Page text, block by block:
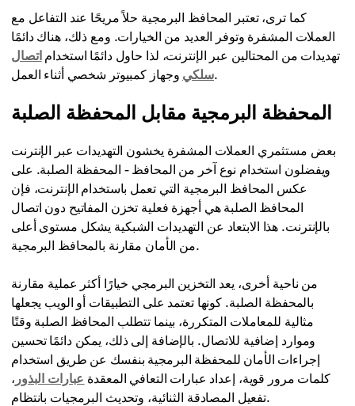
التكلفة المنخفضة.
معظم هذه المحافظ مجانية للاستخدام أو تفرض رسومًا
رمزية.
تتصل المحافظ البرمجية بمختلف تطبيقات التمويل اللامركزي
الاعتماد على الجهاز.
إذا تم فقدان الجهاز الذي كانت تعمل منه المحفظة أو تعرض
للتلف، فسيكون الوصول إلى الأصول صعبًا.
نظرًا لأن المحافظ البرمجية تتطلب اتصالًا بالإنترنت، فإن
مخاطر الأمان.
الاتصال بالإنترنت يجعل المحافظ عرضة للهجمات الإلكترونية
والبرامج الضارة وغيرها من التهديدات عبر الإنترنت.
كما ترى، تعتبر المحافظ البرمجية حلاً مريحًا عند التفاعل مع
العملات المشفرة وتوفر العديد من الخيارات. ومع ذلك، هناك دائمًا
تهديدات من المحتالين عبر الإنترنت، لذا حاول دائمًا استخدام اتصال
سلكيوجهاز كمبيوتر شخصي أثناء العمل.
المحفظة البرمجية مقابل المحفظة الصلبة
بعض مستثمري العملات المشفرة يخشون التهديدات عبر الإنترنت
ويفضلون استخدام نوع آخر من المحافظ - المحفظة الصلبة. على
عكس المحافظ البرمجية التي تعمل باستخدام الإنترنت، فإن
المحافظ الصلبة هي أجهزة فعلية تخزن المفاتيح دون اتصال
بالإنترنت. هذا الابتعاد عن التهديدات الشبكية يشكل مستوى أعلى
من الأمان مقارنة بالمحافظ البرمجية.
من ناحية أخرى، يعد التخزين البرمجي خيارًا أكثر عملية مقارنة
بالمحفظة الصلبة. كونها تعتمد على التطبيقات أو الويب يجعلها
مثالية للمعاملات المتكررة، بينما تتطلب المحافظ الصلبة وقتًا
وموارد إضافية للاتصال. بالإضافة إلى ذلك، يمكن دائمًا تحسين
إجراءات الأمان للمحفظة البرمجية بنفسك عن طريق استخدام
كلمات مرور قوية، إعداد عبارات التعافي المعقدة عبارات البذور ،
تفعيل المصادقة الثنائية، وتحديث البرمجيات بانتظام.